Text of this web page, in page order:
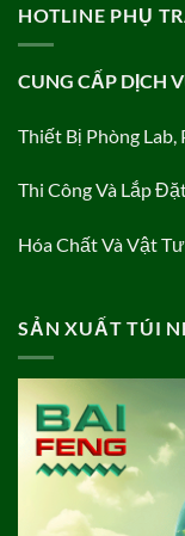
HOTLINE PHỤ
CUNG CẤP DỊCH
Thiết Bị Phòng Lab,
Thi Công Và Lắp
Hóa Chất Và Vật
SẢN XUẤT TÚI